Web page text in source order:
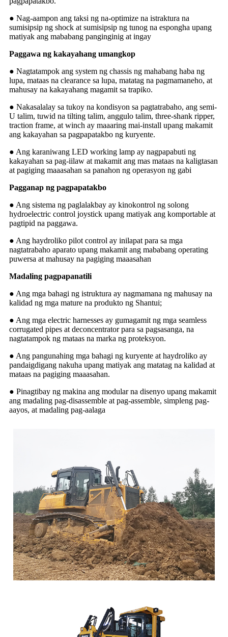
● Nag-aampon ang taksi ng na-optimize na istraktura na
sumisipsip ng shock at sumisipsip ng tunog na espongha upang
matiyak ang mababang panginginig at ingay
Paggawa ng kakayahang umangkop
● Nagtatampok ang system ng chassis ng mahabang haba ng
lupa, mataas na clearance sa lupa, matatag na pagmamaneho, at
mahusay na kakayahang magamit sa trapiko.
● Nakasalalay sa tukoy na kondisyon sa pagtatrabaho, ang semi-
U talim, tuwid na tilting talim, anggulo talim, three-shank ripper,
traction frame, at winch ay maaaring mai-install upang makamit
ang kakayahan sa pagpapatakbo ng kuryente.
● Ang karaniwang LED working lamp ay nagpapabuti ng
kakayahan sa pag-iilaw at makamit ang mas mataas na kaligtasan
at pagiging maaasahan sa panahon ng operasyon ng gabi
Pagganap ng pagpapatakbo
● Ang sistema ng paglalakbay ay kinokontrol ng solong
hydroelectric control joystick upang matiyak ang komportable at
pagtipid na paggawa.
● Ang haydroliko pilot control ay inilapat para sa mga
nagtatrabaho aparato upang makamit ang mababang operating
puwersa at mahusay na pagiging maaasahan
Madaling pagpapanatili
● Ang mga bahagi ng istruktura ay nagmamana ng mahusay na
kalidad ng mga mature na produkto ng Shantui;
● Ang mga electric harnesses ay gumagamit ng mga seamless
corrugated pipes at deconcentrator para sa pagsasanga, na
nagtatampok ng mataas na marka ng proteksyon.
● Ang pangunahing mga bahagi ng kuryente at haydroliko ay
pandaigdigang nakuha upang matiyak ang matatag na kalidad at
mataas na pagiging maaasahan.
● Pinagtibay ng makina ang modular na disenyo upang makamit
ang madaling pag-disassemble at pag-assemble, simpleng pag-
aayos, at madaling pag-aalaga